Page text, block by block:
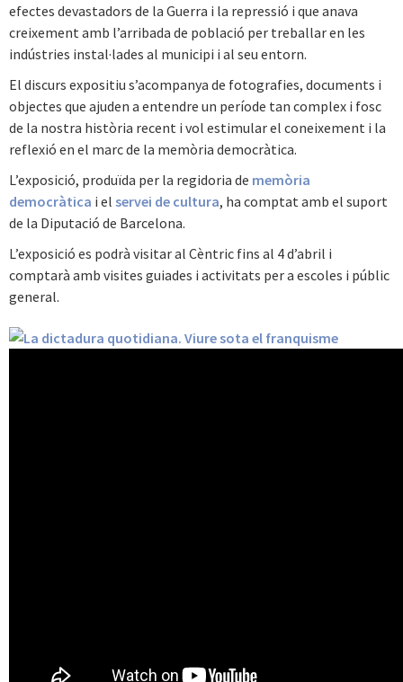
efectes devastadors de la Guerra i la repressió i que anava
creixement amb l’arribada de població per treballar en les
indústries instal·lades al municipi i al seu entorn.
El discurs expositiu s’acompanya de fotografies, documents i
objectes que ajuden a entendre un període tan complex i fosc
de la nostra història recent i vol estimular el coneixement i la
reflexió en el marc de la memòria democràtica.
L’exposició, produïda per la regidoria de memòria
democràtica i el servei de cultura, ha comptat amb el suport
de la Diputació de Barcelona.
L’exposició es podrà visitar al Cèntric fins al 4 d’abril i
comptarà amb visites guiades i activitats per a escoles i públic
general.